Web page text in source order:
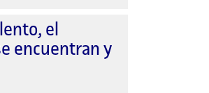
el
encuentran y